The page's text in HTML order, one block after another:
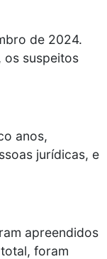
de 2024.
os suspeitos
anos,
jurídicas, e
apreendidos
foram